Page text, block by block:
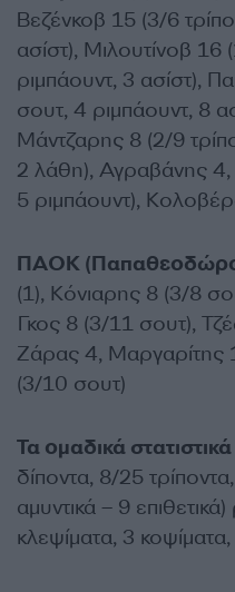
Βεζένκοβ 15 (3/6
ασίστ), Μιλουτίνοβ
ριμπάουντ, 3 ασίστ),
σουτ, 4 ριμπάουντ, 8
Μάντζαρης 8 (2/9
2 λάθη), Αγραβάνης 4,
5 ριμπάουντ),
ΠΑΟΚ
(1), Κόνιαρης 8 (3/8
Γκος 8 (3/11 σουτ),
Ζάρας 4, Μαργαρίτης
(3/10 σουτ)
Τα ομαδικά
δίποντα, 8/25
αμυντικά – 9
κλεψίματα, 3